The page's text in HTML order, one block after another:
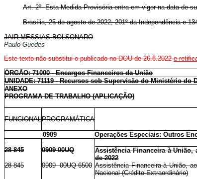
Art. 2º Esta Medida Provisória entra em vigor na data de
Brasília, 25 de agosto de 2022; 201º da Independência e
JAIR MESSIAS BOLSONARO
Paulo Guedes
Este texto não substitui o publicado no DOU de 26.8.2022e
ÓRGÃO: 71000 - Encargos Financeiros da União
UNIDADE: 71119 - Recursos sob Supervisão do Ministério do
ANEXO
PROGRAMA DE TRABALHO (APLICAÇÃO)
FUNCIONALPROGRAMÁTICA
0909 Operações Especiais: Outros
28 845
0909 00UQ
Assistência Financeira à
de 2022
28 845
0909 00UQ 6500 Assistência Financeira à União,
Nacional (Crédito Extraordinário)